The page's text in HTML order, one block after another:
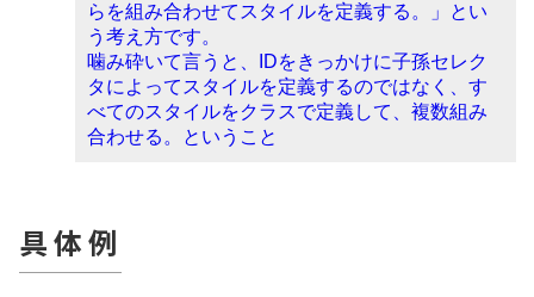
らを組み合わせてスタイルを定義する。」とい
う考え方です。
噛み砕いて言うと、IDをきっかけに子孫セレク
タによってスタイルを定義するのではなく、す
べてのスタイルをクラスで定義して、複数組み
合わせる。ということ
具体例